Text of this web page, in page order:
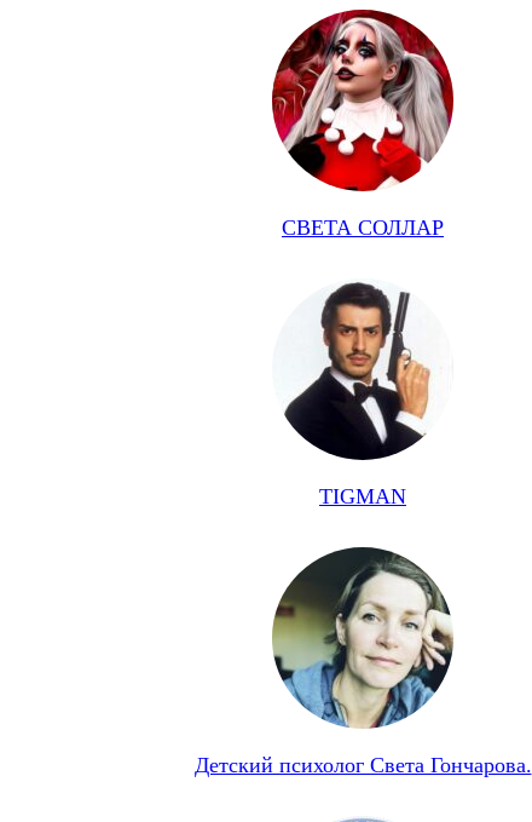
СВЕТА СОЛЛАР
TIGMAN
Детский психолог Света Гончарова.